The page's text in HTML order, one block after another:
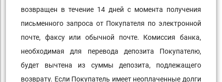
возвращен в течение 14 дней с момента получения
письменного запроса от Покупателя по электронной
почте, факсу или обычной почте. Комиссия банка,
необходимая для перевода депозита Покупателю,
будет вычтена из суммы депозита, подлежащего
возврату. Если Покупатель имеет неоплаченные долги